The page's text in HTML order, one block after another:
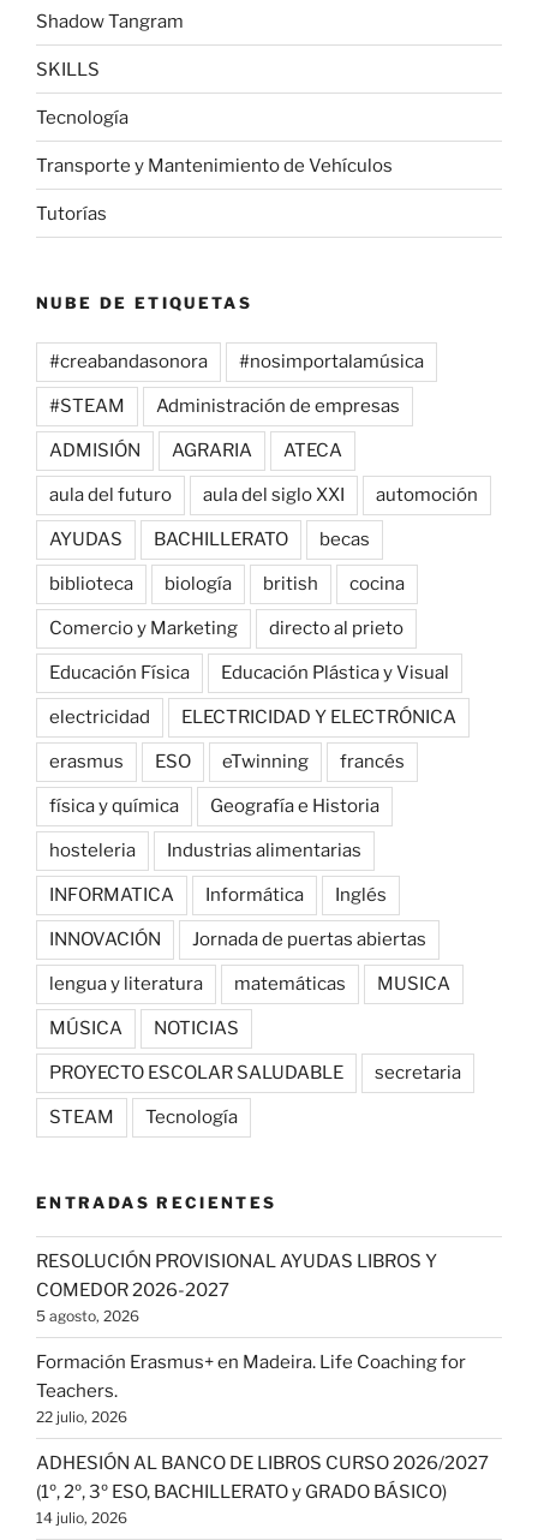
Shadow Tangram
SKILLS
Tecnología
Transporte y Mantenimiento de Vehículos
Tutorías
NUBE DE ETIQUETAS
#creabandasonora #nosimportalamúsica
#STEAM Administración de empresas
ADMISIÓN AGRARIA ATECA
aula del futuro aula del siglo XXI automoción
AYUDAS BACHILLERATO becas
biblioteca biología british cocina
Comercio y Marketing directo al prieto
Educación Física Educación Plástica y Visual
electricidad ELECTRICIDAD Y ELECTRÓNICA
erasmus ESO eTwinning francés
física y química Geografía e Historia
hosteleria Industrias alimentarias
INFORMATICA Informática Inglés
INNOVACIÓN Jornada de puertas abiertas
lengua y literatura matemáticas MUSICA
MÚSICA NOTICIAS
PROYECTO ESCOLAR SALUDABLE secretaria
STEAM Tecnología
ENTRADAS RECIENTES
RESOLUCIÓN PROVISIONAL AYUDAS LIBROS Y
COMEDOR 2026-2027
5 agosto, 2026
Formación Erasmus+ en Madeira. Life Coaching for
Teachers.
22 julio, 2026
ADHESIÓN AL BANCO DE LIBROS CURSO 2026/2027
(1º, 2º, 3º ESO, BACHILLERATO y GRADO BÁSICO)
14 julio, 2026